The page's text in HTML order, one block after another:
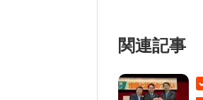
関連記事